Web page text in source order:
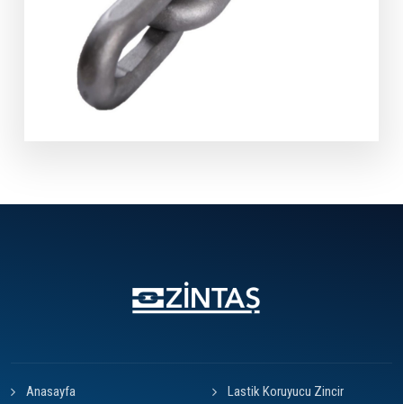
Anasayfa
Lastik Koruyucu Zincir